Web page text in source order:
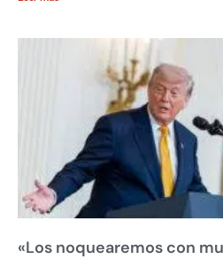
«Los noquearemos con